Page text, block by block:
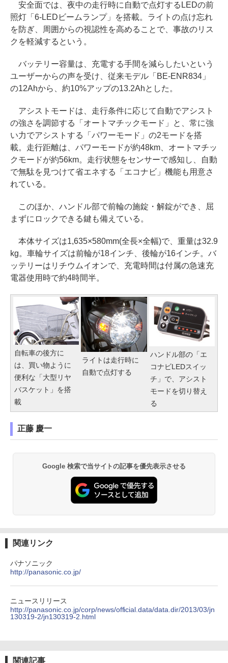
安全面では、夜中の走行時に自動で点灯するLEDの前
照灯「6-LEDビームランプ」を搭載。ライトの点け忘れ
を防ぎ、周囲からの視認性を高めることで、事故のリス
クを軽減するという。
バッテリー容量は、充電する手間を減らしたいという
ユーザーからの声を受け、従来モデル「BE-ENR834」
の12Ahから、約10%アップの13.2Ahとした。
アシストモードは、走行条件に応じて自動でアシスト
の強さを調節する「オートマチックモード」と、常に強
い力でアシストする「パワーモード」の2モードを搭
載。走行距離は、パワーモードが約48km、オートマチッ
クモードが約56km。走行状態をセンサーで感知し、自動
で無駄を見つけて省エネする「エコナビ」機能も用意さ
れている。
このほか、ハンドル部で前輪の施錠・解錠ができ、屈
まずにロックできる鍵も備えている。
本体サイズは1,635×580mm(全長×全幅)で、重量は32.9
kg。車輪サイズは前輪が18インチ、後輪が16インチ。バ
ッテリーはリチウムイオンで、充電時間は付属の急速充
電器使用時で約4時間半。
自転車の後方に
は、買い物ように
便利な「大型リヤ
バスケット」を搭
載
ライトは走行時に
自動で点灯する
ハンドル部の「エ
コナビLEDスイッ
チ」で、アシスト
モードを切り替え
る
正藤 慶一
Google 検索で当サイトの記事を優先表示させる
関連リンク
パナソニック
http://panasonic.co.jp/
ニュースリリース
http://panasonic.co.jp/corp/news/official.data/data.dir/2013/03/jn
130319-2/jn130319-2.html
関連記事